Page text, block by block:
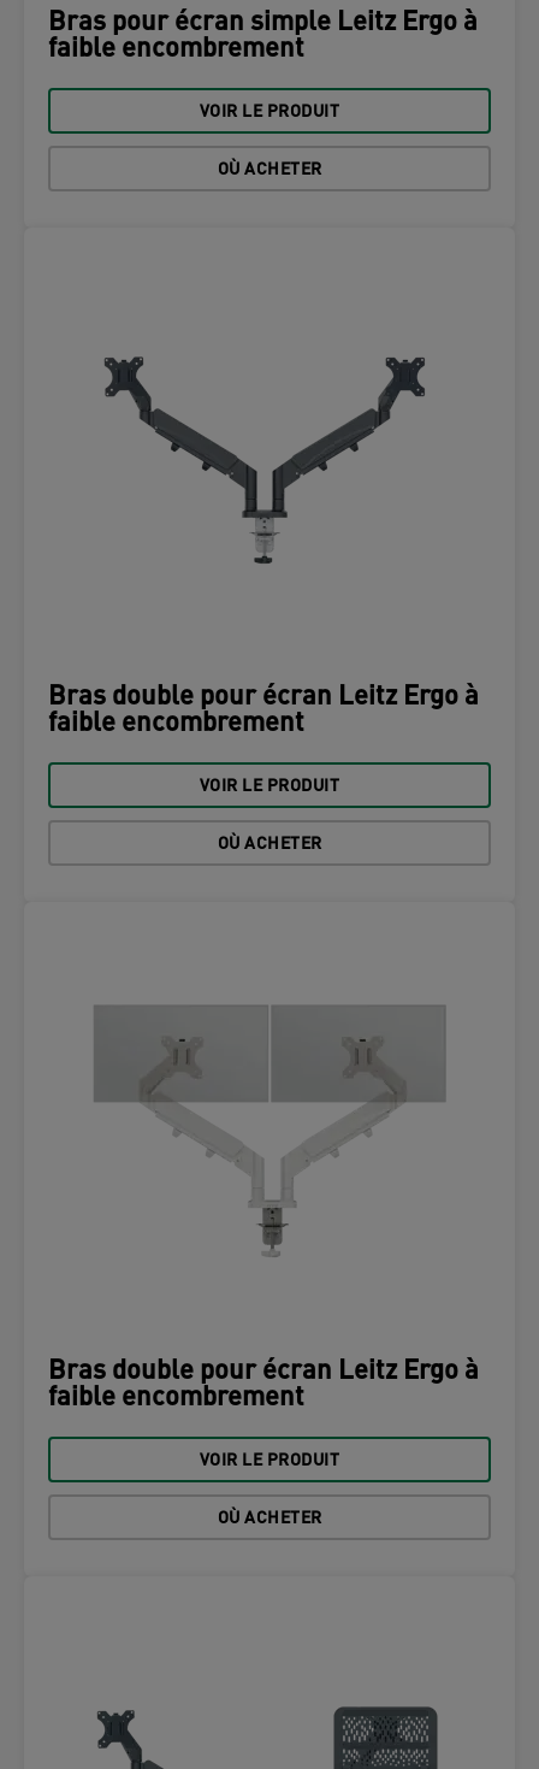
Bras pour écran simple Leitz Ergo à
faible encombrement
VOIR LE PRODUIT
OÙ ACHETER
Bras double pour écran Leitz Ergo à
faible encombrement
VOIR LE PRODUIT
OÙ ACHETER
Bras double pour écran Leitz Ergo à
faible encombrement
VOIR LE PRODUIT
OÙ ACHETER